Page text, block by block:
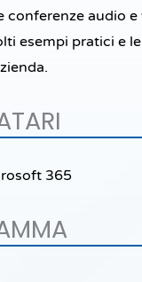
conferenze audio e
esempi pratici e
365